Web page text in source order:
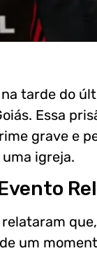
tarde do
Essa
grave e
igreja.
um